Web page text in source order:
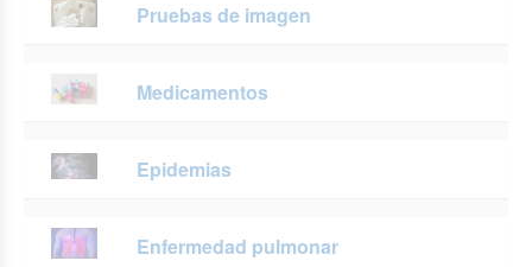
Pruebas de imagen
Medicamentos
Epidemias
Enfermedad pulmonar